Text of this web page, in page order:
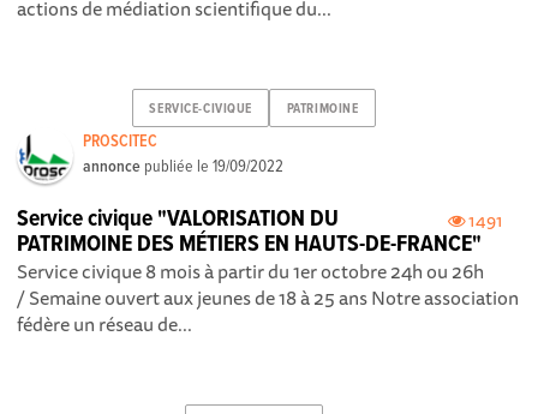
actions de médiation scientifique du...
SERVICE-CIVIQUE PATRIMOINE
PROSCITEC
annonce publiée le19/09/2022
1491
Service civique "VALORISATION DU
PATRIMOINE DES MÉTIERS EN HAUTS-DE-FRANCE"
Service civique 8 mois à partir du 1er octobre 24h ou 26h
/ Semaine ouvert aux jeunes de 18 à 25 ans Notre association
fédère un réseau de...